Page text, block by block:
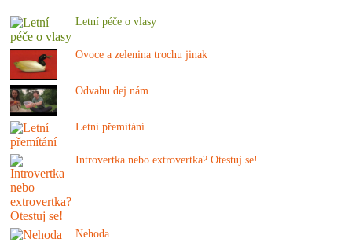
Letní péče o vlasy
Ovoce a zelenina trochu jinak
Odvahu dej nám
Letní přemítání
Introvertka nebo extrovertka? Otestuj se!
Nehoda